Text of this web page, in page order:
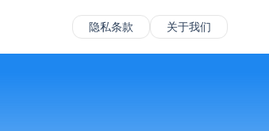
隐私条款 关于我们